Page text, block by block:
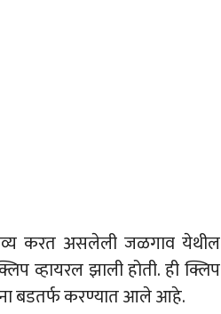
करत असलेली जळगाव येथील
व्हायरल झाली होती. ही क्लिप
बडतर्फ करण्यात आले आहे.